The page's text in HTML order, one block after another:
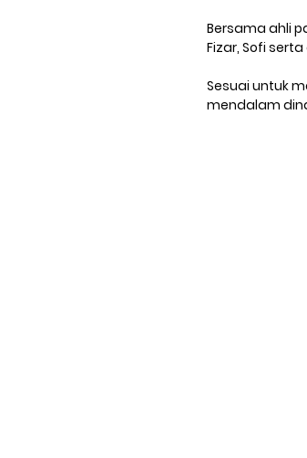
Bersama ahli
Fizar, Sofi serta
Sesuai untuk
mendalam